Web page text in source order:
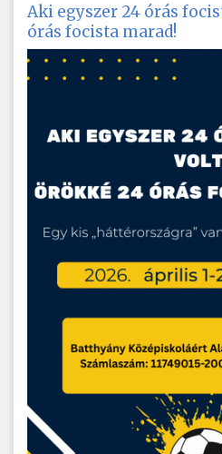
Aki egyszer 24 órás
órás focista marad!